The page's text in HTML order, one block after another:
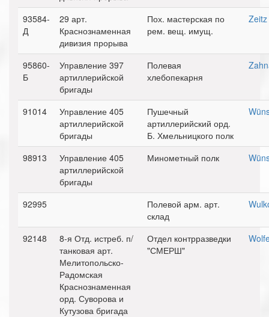
93584-
Д
29 арт.
Краснознаменная
дивизия прорыва
Пох. мастерская по
рем. вещ. имущ.
Zeitz
95860-
Б
Управление 397
артиллерийской
бригады
Полевая
хлебопекарня
91014
Управление 405
артиллерийской
бригады
Пушечный
артиллерийский орд.
Б. Хмельницкого полк
98913
Управление 405
артиллерийской
бригады
Минометный полк
92995
Полевой арм. арт.
склад
92148
8-я Отд. истреб. п/
танковая арт.
Мелитопольско-
Радомская
Краснознаменная
орд. Суворова и
Кутузова бригада
Отдел контрразведки
"СМЕРШ"